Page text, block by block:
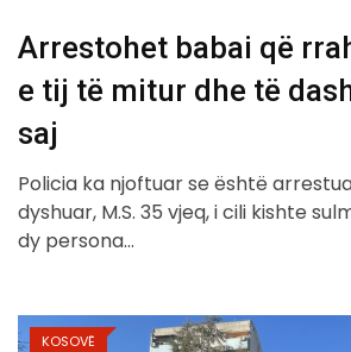
Arrestohet babai që
e tij të mitur dhe të
saj
Policia ka njoftuar se është
dyshuar, M.S. 35 vjeq, i cili kishte
dy persona…
KOSOVË